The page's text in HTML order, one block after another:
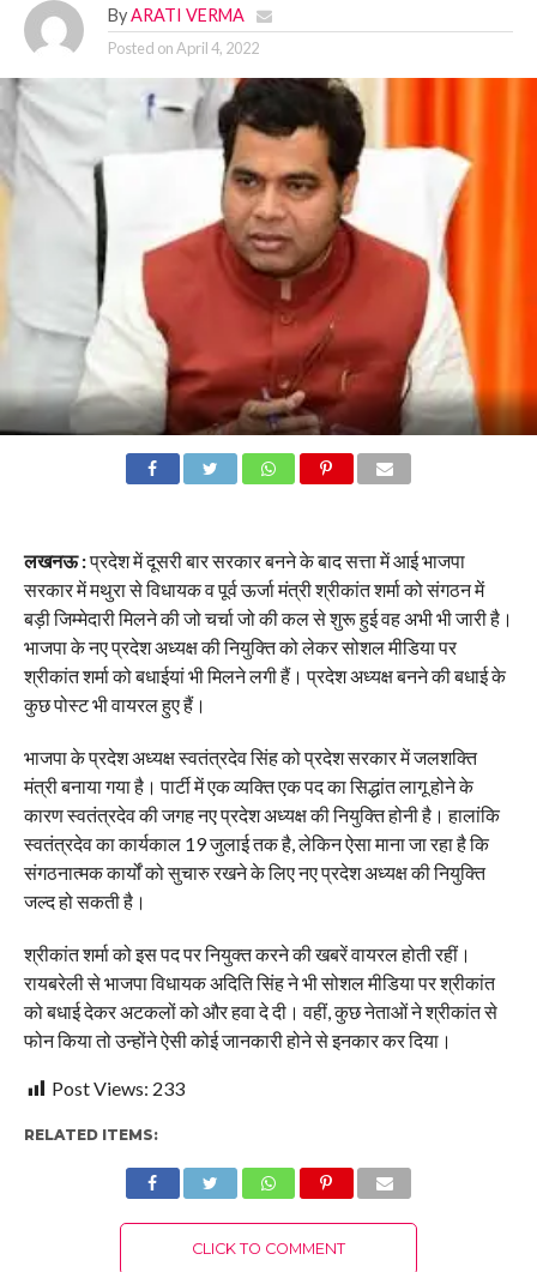
By ARATI VERMA
Posted onApril 4, 2022
लखनऊ :प्रदेश में दूसरी बार सरकार बनने के बाद सत्ता में आई भाजपा
सरकार में मथुरा से विधायक व पूर्व ऊर्जा मंत्री श्रीकांत शर्मा को संगठन में
बड़ी जिम्मेदारी मिलने की जो चर्चा जो की कल से शुरू हुई वह अभी भी जारी है।
भाजपा के नए प्रदेश अध्यक्ष की नियुक्ति को लेकर सोशल मीडिया पर
श्रीकांत शर्मा को बधाईयां भी मिलने लगी हैं। प्रदेश अध्यक्ष बनने की बधाई के
कुछ पोस्ट भी वायरल हुए हैं।
भाजपा के प्रदेश अध्यक्ष स्वतंत्रदेव सिंह को प्रदेश सरकार में जलशक्ति
मंत्री बनाया गया है। पार्टी में एक व्यक्ति एक पद का सिद्धांत लागू होने के
कारण स्वतंत्रदेव की जगह नए प्रदेश अध्यक्ष की नियुक्ति होनी है। हालांकि
स्वतंत्रदेव का कार्यकाल 19 जुलाई तक है, लेकिन ऐसा माना जा रहा है कि
संगठनात्मक कार्यों को सुचारु रखने के लिए नए प्रदेश अध्यक्ष की नियुक्ति
जल्द हो सकती है।
श्रीकांत शर्मा को इस पद पर नियुक्त करने की खबरें वायरल होती रहीं।
रायबरेली से भाजपा विधायक अदिति सिंह ने भी सोशल मीडिया पर श्रीकांत
को बधाई देकर अटकलों को और हवा दे दी। वहीं, कुछ नेताओं ने श्रीकांत से
फोन किया तो उन्होंने ऐसी कोई जानकारी होने से इनकार कर दिया।
Post Views: 233
RELATED ITEMS:
CLICK TO COMMENT